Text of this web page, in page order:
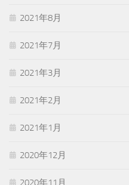
2021年8月
2021年7月
2021年3月
2021年2月
2021年1月
2020年12月
2020年11月